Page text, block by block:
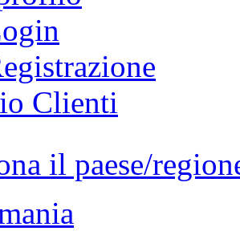
Clienti
il paese/